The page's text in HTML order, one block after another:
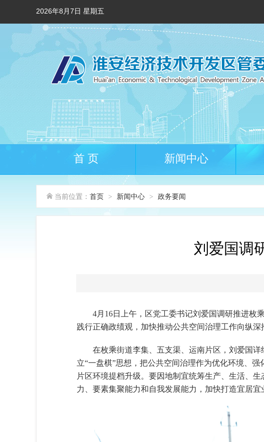
2026年8月7日 星期五
首 页 新闻中心
当前位置： 首页 > 新闻中心 > 政务要闻
刘爱国调
4月16日上午，区党工委书记刘爱国调研推进枚
践行正确政绩观，加快推动公共空间治理工作向纵深
在枚乘街道李集、五支渠、运南片区，刘爱国
立“一盘棋”思想，把公共空间治理作为优化环境、
片区环境提档升级。要因地制宜统筹生产、生活、
力、要素集聚能力和自我发展能力，加快打造宜居宜